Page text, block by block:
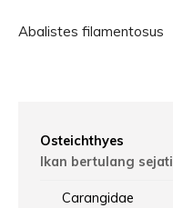
Abalistes filamentosus
Osteichthyes
Ikan bertulang sejati
Carangidae